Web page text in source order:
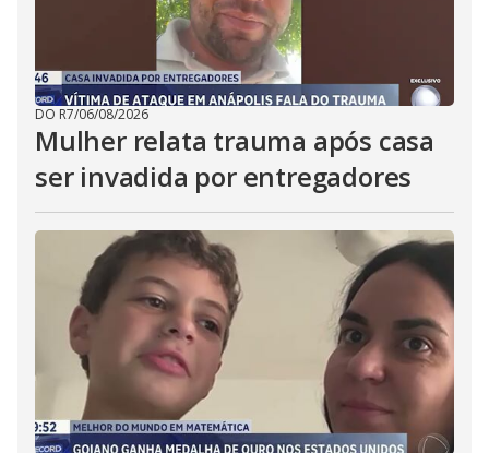
DO R7/06/08/2026
Mulher relata trauma após casa
ser invadida por entregadores